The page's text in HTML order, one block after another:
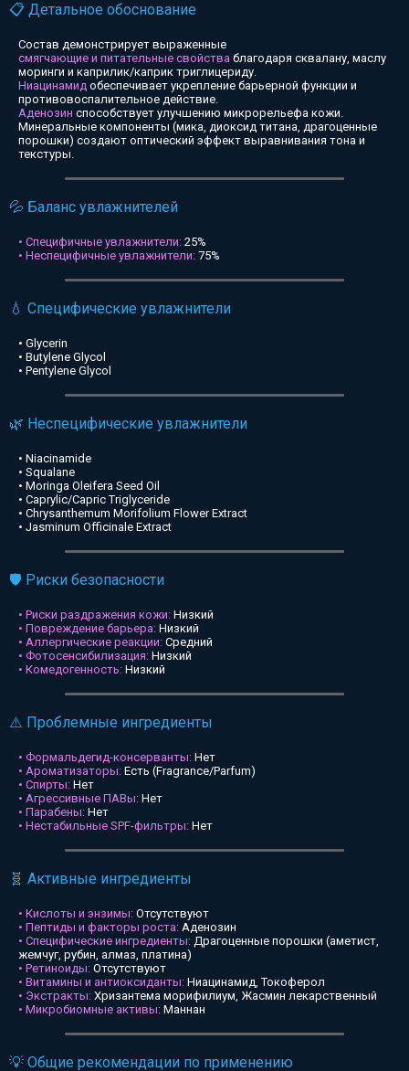
📋 Детальное обоснование
Состав демонстрирует выраженные
смягчающие и питательные свойства благодаря сквалану, маслу
моринги и каприлик/каприк триглицериду.
Ниацинамид обеспечивает укрепление барьерной функции и
противовоспалительное действие.
Аденозин способствует улучшению микрорельефа кожи.
Минеральные компоненты (мика, диоксид титана, драгоценные
порошки) создают оптический эффект выравнивания тона и
текстуры.
💦 Баланс увлажнителей
• Специфичные увлажнители: 25%
• Неспецифичные увлажнители: 75%
💧 Специфические увлажнители
• Glycerin
• Butylene Glycol
• Pentylene Glycol
🌿 Неспецифические увлажнители
• Niacinamide
• Squalane
• Moringa Oleifera Seed Oil
• Caprylic/Capric Triglyceride
• Chrysanthemum Morifolium Flower Extract
• Jasminum Officinale Extract
🛡️ Риски безопасности
• Риски раздражения кожи: Низкий
• Повреждение барьера: Низкий
• Аллергические реакции: Средний
• Фотосенсибилизация: Низкий
• Комедогенность: Низкий
⚠️ Проблемные ингредиенты
• Формальдегид-консерванты: Нет
• Ароматизаторы: Есть (Fragrance/Parfum)
• Спирты: Нет
• Агрессивные ПАВы: Нет
• Парабены: Нет
• Нестабильные SPF-фильтры: Нет
🧬 Активные ингредиенты
• Кислоты и энзимы: Отсутствуют
• Пептиды и факторы роста: Аденозин
• Специфические ингредиенты: Драгоценные порошки (аметист,
жемчуг, рубин, алмаз, платина)
• Ретиноиды: Отсутствуют
• Витамины и антиоксиданты: Ниацинамид, Токоферол
• Экстракты: Хризантема морифилиум, Жасмин лекарственный
• Микробиомные активы: Маннан
💡 Общие рекомендации по применению